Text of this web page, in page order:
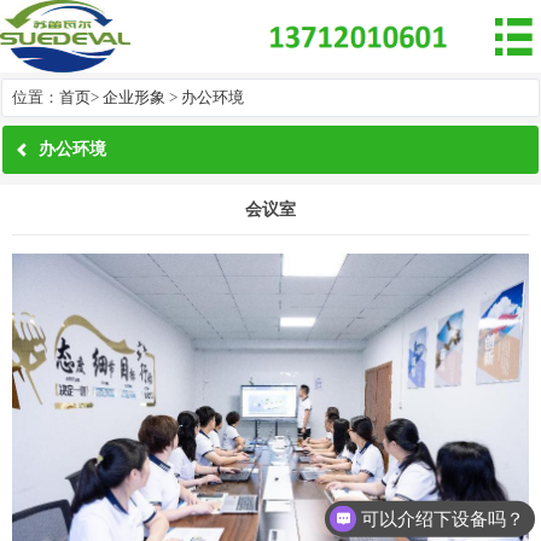

位置： 首页> 企业形象 > 办公环境
办公环境
会议室
可以介绍下设备吗？